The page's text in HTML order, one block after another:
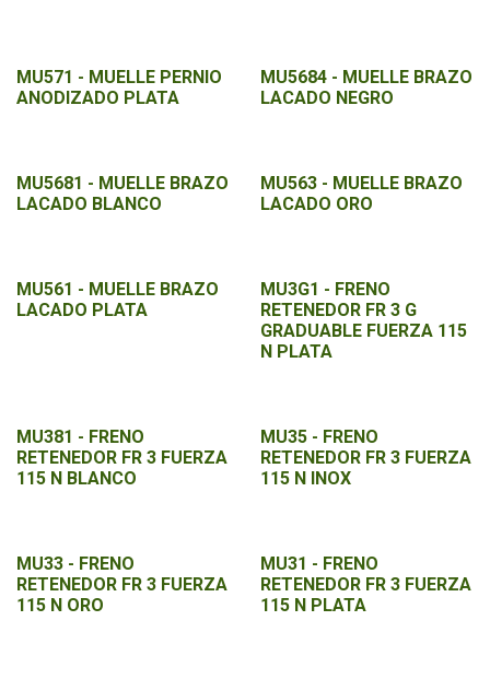
MU571 - MUELLE PERNIO
ANODIZADO PLATA
MU5684 - MUELLE BRAZO
LACADO NEGRO
MU5681 - MUELLE BRAZO
LACADO BLANCO
MU563 - MUELLE BRAZO
LACADO ORO
MU561 - MUELLE BRAZO
LACADO PLATA
MU3G1 - FRENO
RETENEDOR FR 3 G
GRADUABLE FUERZA 115
N PLATA
MU381 - FRENO
RETENEDOR FR 3 FUERZA
115 N BLANCO
MU35 - FRENO
RETENEDOR FR 3 FUERZA
115 N INOX
MU33 - FRENO
RETENEDOR FR 3 FUERZA
115 N ORO
MU31 - FRENO
RETENEDOR FR 3 FUERZA
115 N PLATA